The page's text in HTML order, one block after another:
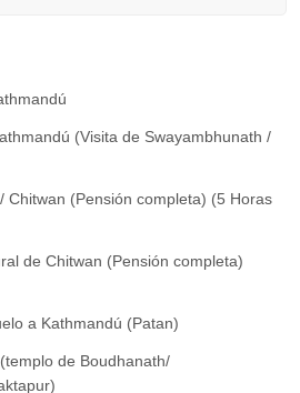
(Visita de Swayambhunath /
Chitwan (Pensión completa) (5 Horas
de Chitwan (Pensión completa)
a Kathmandú (Patan)
de Boudhanath/